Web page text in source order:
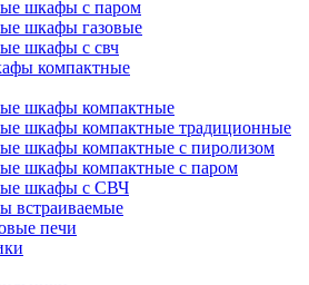
шкафы с паром
шкафы газовые
шкафы с свч
компактные
шкафы компактные
шкафы компактные традиционные
шкафы компактные с пиролизом
шкафы компактные с паром
шкафы с СВЧ
встраиваемые
печи